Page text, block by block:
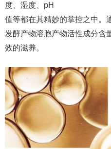
度、湿度、pH
值等都在其精妙的掌控之中。
发酵产物溶胞产物活性成分含
效的滋养。